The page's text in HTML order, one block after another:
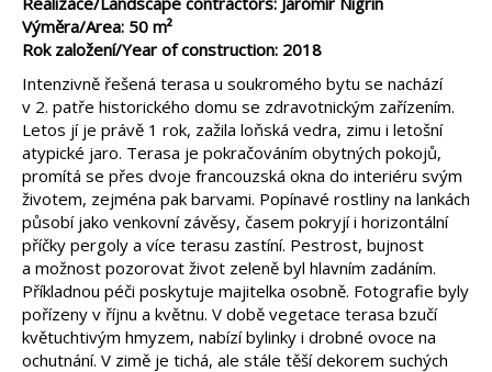
Výměra/Area: 50 m²
Rok založení/Year of construction: 2018
Intenzivně řešená terasa u soukromého bytu se nachází
v 2. patře historického domu se zdravotnickým zařízením.
Letos jí je právě 1 rok, zažila loňská vedra, zimu i letošní
atypické jaro. Terasa je pokračováním obytných pokojů,
promítá se přes dvoje francouzská okna do interiéru svým
životem, zejména pak barvami. Popínavé rostliny na lankách
působí jako venkovní závěsy, časem pokryjí i horizontální
příčky pergoly a více terasu zastíní. Pestrost, bujnost
a možnost pozorovat život zeleně byl hlavním zadáním.
Příkladnou péči poskytuje majitelka osobně. Fotografie byly
pořízeny v říjnu a květnu. V době vegetace terasa bzučí
květuchtivým hmyzem, nabízí bylinky i drobné ovoce na
ochutnání. V zimě je tichá, ale stále těší dekorem suchých